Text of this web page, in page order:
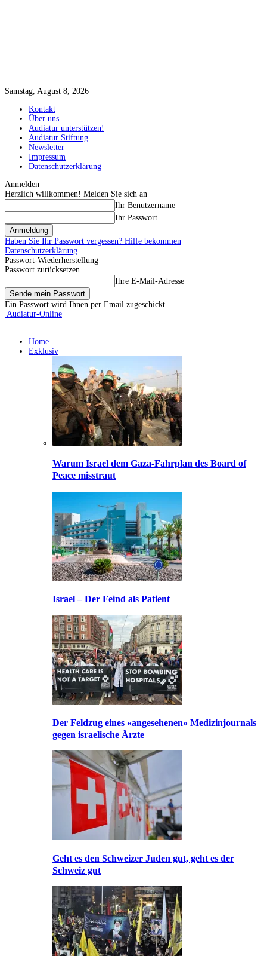
Samstag, August 8, 2026
Kontakt
Über uns
Audiatur unterstützen!
Audiatur Stiftung
Newsletter
Impressum
Datenschutzerklärung
Anmelden
Herzlich willkommen! Melden Sie sich an
Ihr Benutzername
Ihr Passwort
Haben Sie Ihr Passwort vergessen? Hilfe bekommen
Datenschutzerklärung
Passwort-Wiederherstellung
Passwort zurücksetzen
Ihre E-Mail-Adresse
Ein Passwort wird Ihnen per Email zugeschickt.
Audiatur-Online
Home
Exklusiv
Warum Israel dem Gaza-Fahrplan des Board of
Peace misstraut
Israel – Der Feind als Patient
Der Feldzug eines «angesehenen» Medizinjournals
gegen israelische Ärzte
Geht es den Schweizer Juden gut, geht es der
Schweiz gut